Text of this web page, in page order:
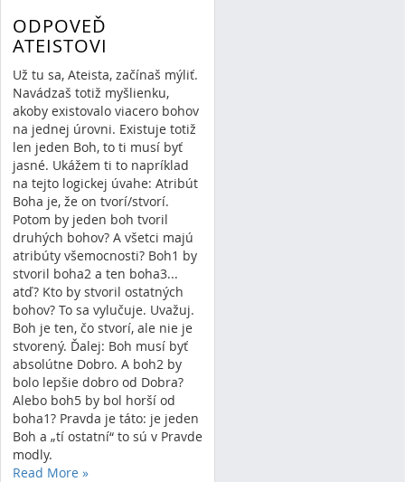
ODPOVEĎ
ATEISTOVI
Už tu sa, Ateista, začínaš mýliť.
Navádzaš totiž myšlienku,
akoby existovalo viacero bohov
na jednej úrovni. Existuje totiž
len jeden Boh, to ti musí byť
jasné. Ukážem ti to napríklad
na tejto logickej úvahe: Atribút
Boha je, že on tvorí/stvorí.
Potom by jeden boh tvoril
druhých bohov? A všetci majú
atribúty všemocnosti? Boh1 by
stvoril boha2 a ten boha3...
atď? Kto by stvoril ostatných
bohov? To sa vylučuje. Uvažuj.
Boh je ten, čo stvorí, ale nie je
stvorený. Ďalej: Boh musí byť
absolútne Dobro. A boh2 by
bolo lepšie dobro od Dobra?
Alebo boh5 by bol horší od
boha1? Pravda je táto: je jeden
Boh a „tí ostatní“ to sú v Pravde
modly.
Read More »